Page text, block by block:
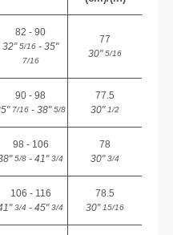
82 - 90
32"5/16 - 35"
7/16
77
30"5/16
90 - 98
7/16 - 38"5/8
77.5
30"1/2
98 - 106
5/8 - 41"3/4
78
30"3/4
106 - 116
3/4 - 45"3/4
78.5
30"15/16